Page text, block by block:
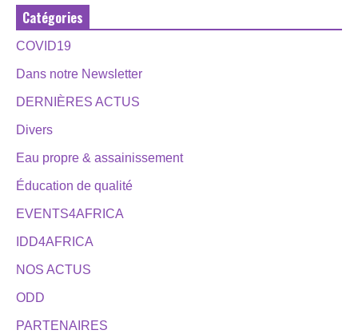
Catégories
COVID19
Dans notre Newsletter
DERNIÈRES ACTUS
Divers
Eau propre & assainissement
Éducation de qualité
EVENTS4AFRICA
IDD4AFRICA
NOS ACTUS
ODD
PARTENAIRES